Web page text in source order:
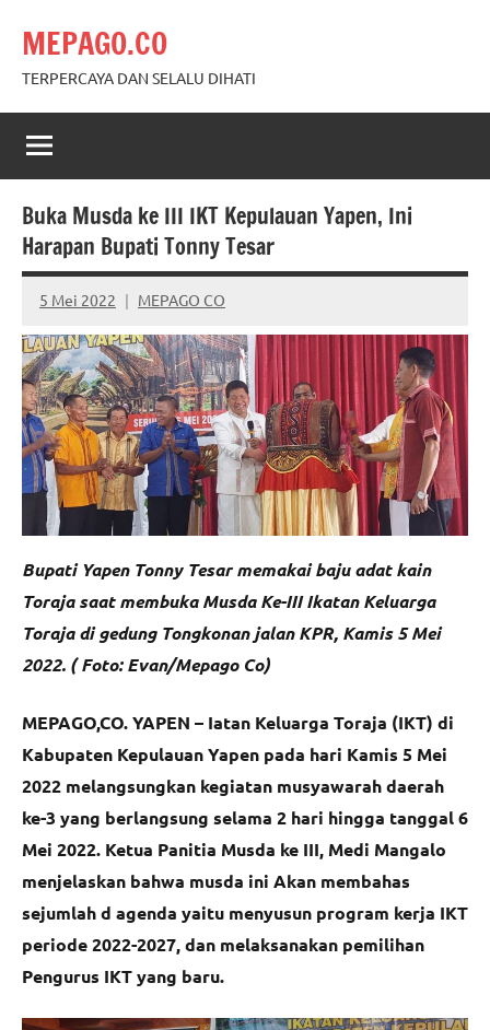
content
MEPAGO.CO
TERPERCAYA DAN SELALU DIHATI
Buka Musda ke III IKT Kepulauan Yapen, Ini
Harapan Bupati Tonny Tesar
5 Mei 2022 MEPAGO CO
No
comments
Bupati Yapen Tonny Tesar memakai baju adat kain
Toraja saat membuka Musda Ke-III Ikatan Keluarga
Toraja di gedung Tongkonan jalan KPR, Kamis 5 Mei
2022. ( Foto: Evan/Mepago Co)
MEPAGO,CO. YAPEN – Iatan Keluarga Toraja (IKT) di
Kabupaten Kepulauan Yapen pada hari Kamis 5 Mei
2022 melangsungkan kegiatan musyawarah daerah
ke-3 yang berlangsung selama 2 hari hingga tanggal 6
Mei 2022. Ketua Panitia Musda ke III, Medi Mangalo
menjelaskan bahwa musda ini Akan membahas
sejumlah d agenda yaitu menyusun program kerja IKT
periode 2022-2027, dan melaksanakan pemilihan
Pengurus IKT yang baru.